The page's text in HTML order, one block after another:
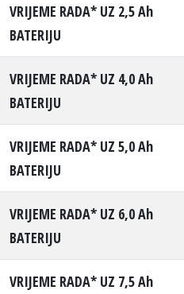
VRIJEME RADA* UZ 2,5 Ah
BATERIJU
VRIJEME RADA* UZ 4,0 Ah
BATERIJU
VRIJEME RADA* UZ 5,0 Ah
BATERIJU
VRIJEME RADA* UZ 6,0 Ah
BATERIJU
VRIJEME RADA* UZ 7,5 Ah